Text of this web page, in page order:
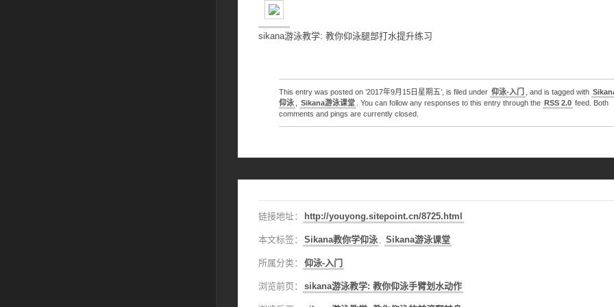
2020东京奥运会：游泳第7天全赛程回放（一）
sikana游泳教学: 教你仰泳腿部打水提升练习
This entry was posted on ’2017年9月15日星期五’, is filed under 仰泳-入门 , and is tagged with
仰泳
Sikana游泳课堂 . You can follow any responses to this entry through the RSS 2.0 feed. Both
comments and pings are currently closed.
链接地址： http://youyong.sitepoint.cn/8725.html
本文标签： Sikana教你学仰泳 , Sikana游泳课堂
所属分类： 仰泳-入门
浏览前页： sikana游泳教学: 教你仰泳手臂划水动作